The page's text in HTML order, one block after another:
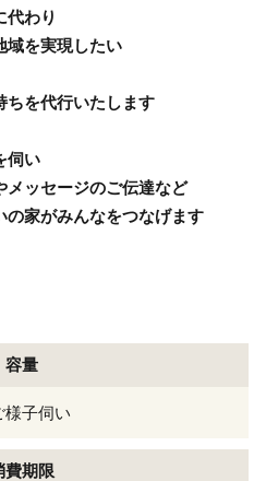
代わり
域を実現したい
ちを代行いたします
伺い
メッセージのご伝達など
の家がみんなをつなげます
容量
様子伺い
費期限